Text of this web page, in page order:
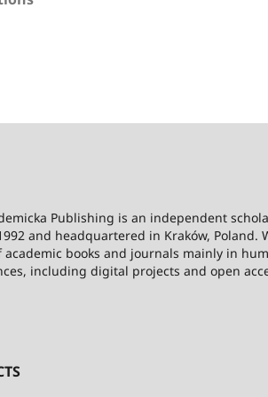
Publishing is an independent
and headquartered in Kraków, Poland.
academic books and journals mainly in
including digital projects and open